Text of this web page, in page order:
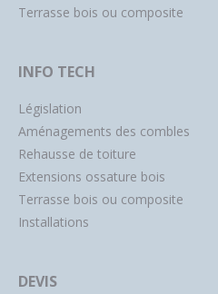
Terrasse bois ou composite
INFO TECH
Législation
Aménagements des combles
Rehausse de toiture
Extensions ossature bois
Terrasse bois ou composite
Installations
DEVIS